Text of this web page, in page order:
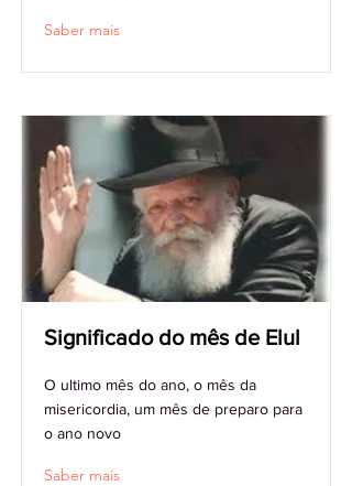
Saber mais
Significado do mês de Elul
O ultimo mês do ano, o mês da
misericordia, um mês de preparo para
o ano novo
Saber mais